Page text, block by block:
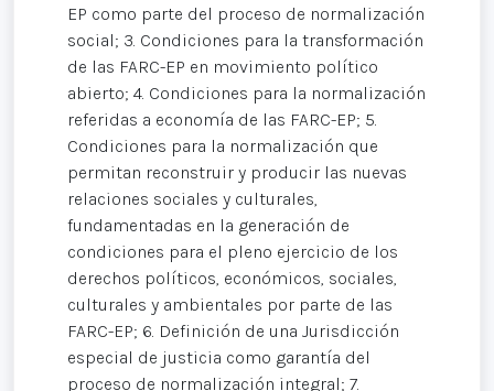
EP como parte del proceso de normalización
social; 3. Condiciones para la transformación
de las FARC-EP en movimiento político
abierto; 4. Condiciones para la normalización
referidas a economía de las FARC-EP; 5.
Condiciones para la normalización que
permitan reconstruir y producir las nuevas
relaciones sociales y culturales,
fundamentadas en la generación de
condiciones para el pleno ejercicio de los
derechos políticos, económicos, sociales,
culturales y ambientales por parte de las
FARC-EP; 6. Definición de una Jurisdicción
especial de justicia como garantía del
proceso de normalización integral; 7.